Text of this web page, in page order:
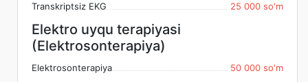
Transkriptsiz EKG
25 000 so'm
Elektro uyqu terapiyasi
(Elektrosonterapiya)
Elektrosonterapiya 50 000 so'm